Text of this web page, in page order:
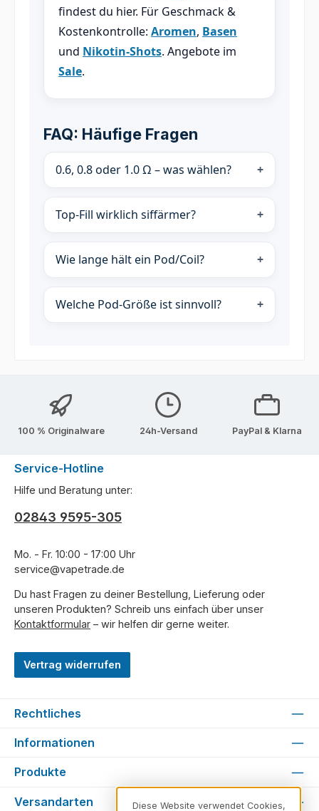
findest du hier. Für Geschmack &
Kostenkontrolle: Aromen, Basen
und Nikotin-Shots. Angebote im
Sale.
FAQ: Häufige Fragen
0.6, 0.8 oder 1.0 Ω – was wählen?
Top-Fill wirklich siffärmer?
Wie lange hält ein Pod/Coil?
Welche Pod-Größe ist sinnvoll?
100 % Originalware 24h-Versand PayPal & Klarna
Service-Hotline
Hilfe und Beratung unter:
02843 9595-305
Mo. - Fr. 10:00 - 17:00 Uhr
service@vapetrade.de
Du hast Fragen zu deiner Bestellung, Lieferung oder
unseren Produkten? Schreib uns einfach über unser
Kontaktformular – wir helfen dir gerne weiter.
Vertrag widerrufen
Rechtliches
Informationen
Produkte
Versandarten Diese Website verwendet Cookies,